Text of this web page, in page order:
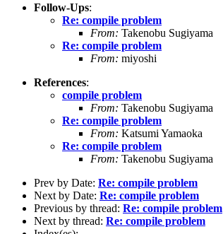
Follow-Ups:
Re: compile problem
From: Takenobu Sugiyama
Re: compile problem
From: miyoshi
References:
compile problem
From: Takenobu Sugiyama
Re: compile problem
From: Katsumi Yamaoka
Re: compile problem
From: Takenobu Sugiyama
Prev by Date: Re: compile problem
Next by Date: Re: compile problem
Previous by thread: Re: compile problem
Next by thread: Re: compile problem